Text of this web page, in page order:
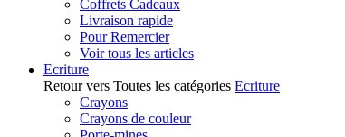
Coffrets Cadeaux
Livraison rapide
Pour Remercier
Voir tous les articles
Ecriture
Retour vers Toutes les catégories Ecriture
Crayons
Crayons de couleur